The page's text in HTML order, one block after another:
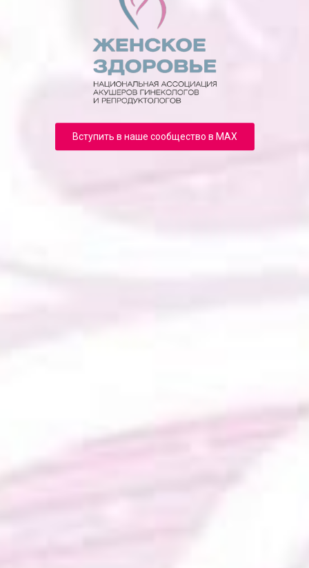
Вступить в наше сообщество в MAX